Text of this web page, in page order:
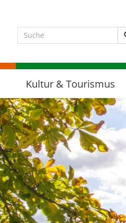
Kultur & Tourismus